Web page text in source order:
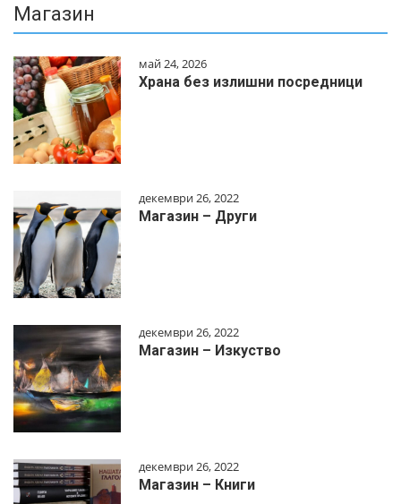
Магазин
май 24, 2026
Храна без излишни посредници
декември 26, 2022
Магазин – Други
декември 26, 2022
Магазин – Изкуство
декември 26, 2022
Магазин – Книги